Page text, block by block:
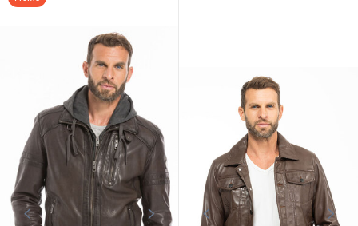
GIPSY
Doudoune cuir homme olive Gipsy
CUIRS GUIGNARD
marron Cuirs Guignard